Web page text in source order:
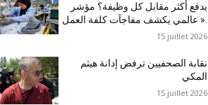
يدفع أكثر مقابل كل وظيفة؟ مؤشر
عالمي يكشف مفاجآت كلفة العمل ».
15 juillet 2026
نقابة الصحفيين ترفض إدانة هيثم
المكي
15 juillet 2026